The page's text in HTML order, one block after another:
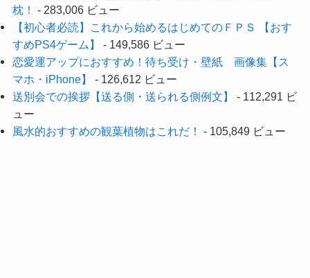
枕！
- 283,006 ビュー
【初心者必読】これから始めるはじめてのＦＰＳ 【おす
すめPS4ゲーム】
- 149,586 ビュー
恋愛運アップにおすすめ！待ち受け・壁紙 画像集【ス
マホ・iPhone】
- 126,612 ビュー
送別会での挨拶【送る側・送られる側例文】
- 112,291 ビ
ュー
風水的おすすめの観葉植物はこれだ！
- 105,849 ビュー